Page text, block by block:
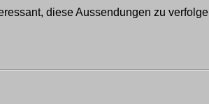
diese Aussendungen zu